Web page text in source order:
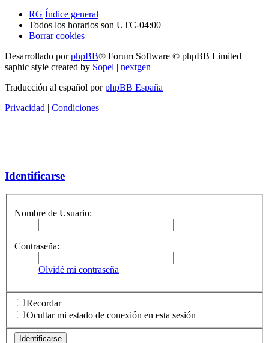
RG Índice general
Todos los horarios son UTC-04:00
Borrar cookies
Desarrollado porphpBB® Forum Software © phpBB Limited
saphic style created by Sopel | nextgen
Traducción al español porphpBB España
Privacidad | Condiciones
Identificarse
Nombre de Usuario:
Contraseña:
Olvidé mi contraseña
Recordar
Ocultar mi estado de conexión en esta sesión